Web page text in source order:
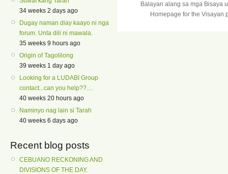
34 weeks 2 days ago
Dugay naman diay kaayo ni nga
forum. Unta dili ni mawala.
35 weeks 9 hours ago
Origin of Tagolilong
39 weeks 1 day ago
Looking for a LUDABI Group
contact...can you help??....
40 weeks 20 hours ago
Naminyo nag lain si Tarah
40 weeks 6 days ago
Recent blog posts
CEBUANO RECKONING AND
DIVISIONS OF THE DAY.
Balayan alang sa mga Bisaya
Homepage for the Visayan